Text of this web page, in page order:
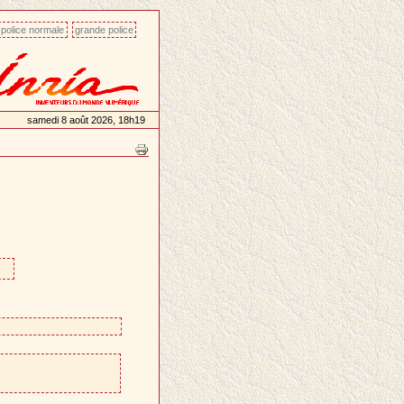
police normale grande police
samedi 8 août 2026, 18h19